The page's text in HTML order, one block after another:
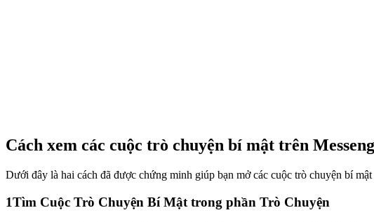
Cách xem các cuộc trò chuyện bí mật trên
Dưới đây là hai cách đã được chứng minh giúp bạn mở các cuộc trò chuyện bí
1Tìm Cuộc Trò Chuyện Bí Mật trong phần Trò Chuyện